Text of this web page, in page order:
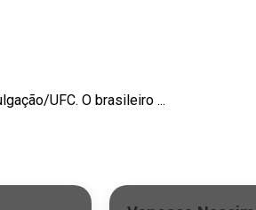
UFC. O brasileiro ...